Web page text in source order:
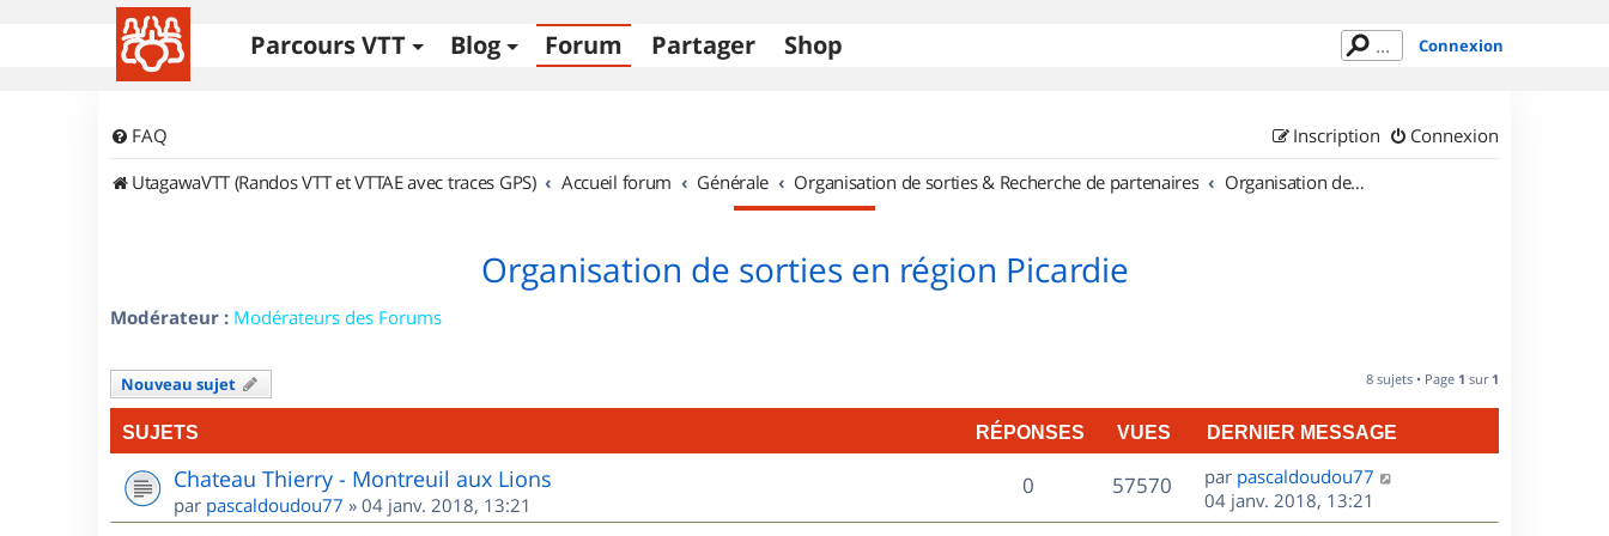
Parcours VTT Blog Forum Partager Shop Connexion
FAQ Connexion
Inscription
UtagawaVTT (Randos VTT et VTTAE avec traces GPS)
Accueil forum Générale Organisation de sorties & Recherche de partenaires Organisation de sorties en région Picardie
Organisation de sorties en région Picardie
Modérateur : Modérateurs des Forums
Nouveau sujet 8 sujets • Page 1 sur 1
SUJETS RÉPONSES VUES DERNIER MESSAGE
Chateau Thierry - Montreuil aux Lions
par pascaldoudou77 » 04 janv. 2018, 13:21
0R
é
57570V
u
D
e
r
par pascaldoudou77
04 janv. 2018, 13:21